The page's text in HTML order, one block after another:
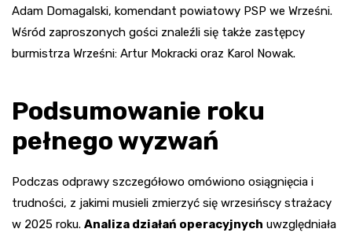
Adam Domagalski, komendant powiatowy PSP we Wrześni.
Wśród zaproszonych gości znaleźli się także zastępcy
burmistrza Wrześni: Artur Mokracki oraz Karol Nowak.
Podsumowanie roku
pełnego wyzwań
Podczas odprawy szczegółowo omówiono osiągnięcia i
trudności, z jakimi musieli zmierzyć się wrzesińscy strażacy
w 2025 roku. Analiza działań operacyjnych uwzględniała